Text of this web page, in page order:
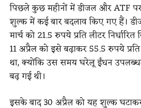
पिछले कुछ महीनों में डीजल और ATF पर
शुल्क में कई बार बदलाव किए गए हैं।
मार्च को 21.5 रुपये प्रति लीटर
11 अप्रैल को इसे बढ़ाकर 55.5 रुपये
था, क्योंकि उस समय घरेलू ईंधन
बढ़ गई थी।
इसके बाद 30 अप्रैल को यह शुल्क